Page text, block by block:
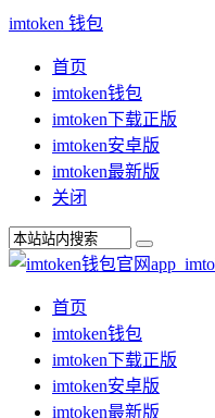
imtoken 钱包
首页
imtoken钱包
imtoken下载正版
imtoken安卓版
imtoken最新版
关闭
首页
imtoken钱包
imtoken下载正版
imtoken安卓版
imtoken最新版